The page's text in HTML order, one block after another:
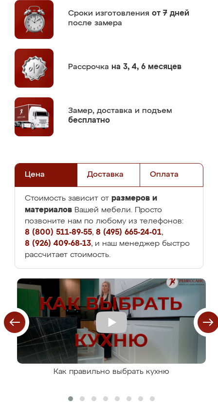
Сроки изготовления от 7 дней
после замера
Рассрочка на 3, 4, 6 месяцев
Замер, доставка и подъем
бесплатно
Цена Доставка Оплата
Стоимость зависит от размеров и
материалов Вашей мебели. Просто
позвоните нам по любому из телефонов:
8 (800) 511-89-55, 8 (495) 665-24-01,
8 (926) 409-68-13, и наш менеджер быстро
рассчитает стоимость.
Как правильно выбрать кухню